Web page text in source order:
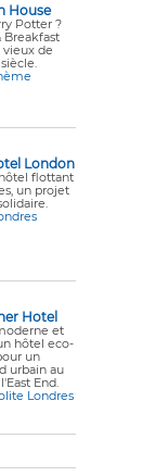
House
Potter ?
Breakfast
de
London
flottant
un projet
Hotel
et
hôtel eco-
un
urbain au
End.
Londres